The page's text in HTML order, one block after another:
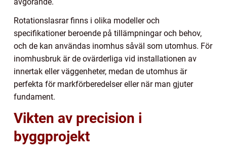
Rotationslasrar finns i olika modeller och
specifikationer beroende på tillämpningar och behov,
och de kan användas inomhus såväl som utomhus. För
inomhusbruk är de ovärderliga vid installationen av
innertak eller väggenheter, medan de utomhus är
perfekta för markförberedelser eller när man gjuter
fundament.
Vikten av precision i
byggprojekt